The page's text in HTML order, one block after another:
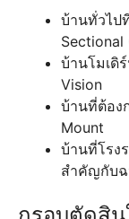
บ้านทั่วไป
Sectional
บ้านโมเดิ
Vision
บ้านที่ต้อง
Mount
บ้านที่โรง
สำคัญกับฉ